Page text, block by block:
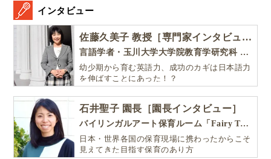
インタビュー
佐藤久美子 教授［専門家インタビュー］
言語学者・玉川大学大学院教育学研究科 教授・NHK「えいごであそぼ」総合指導
幼少期から育む英語力、成功のカギは日本語力
を伸ばすことにあった！？
石井聖子 園長［園長インタビュー］
バイリンガルアート保育ルーム「Fairy Tale（フェアリーテイル）」
日本・世界各国の保育現場に携わったからこそ
見えてきた目指す保育のあり方